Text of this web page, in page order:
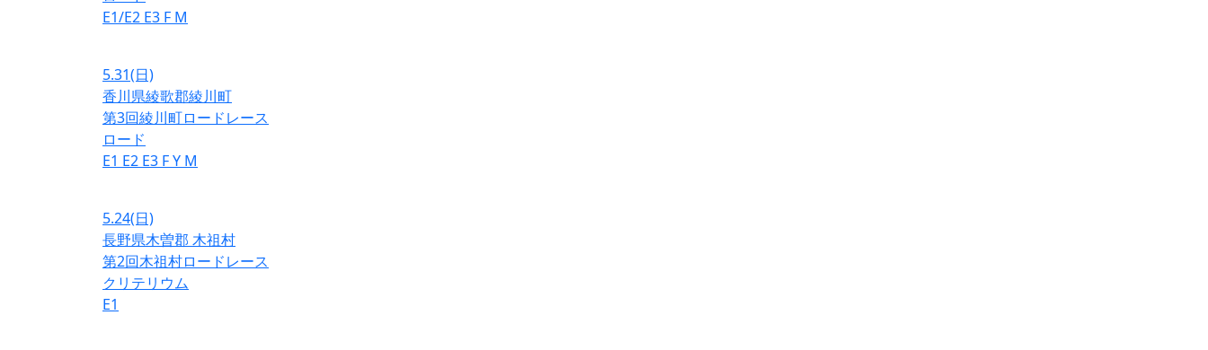
E1/E2 E3 F M
5.31(日)
香川県綾歌郡綾川町
第3回綾川町ロードレース
ロード
E1 E2 E3 FY M
5.24(日)
長野県木曽郡 木祖村
第2回木祖村ロードレース
クリテリウム
E1